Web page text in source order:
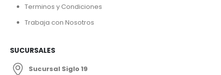
Terminos y Condiciones
Trabaja con Nosotros
SUCURSALES
Sucursal Siglo 19